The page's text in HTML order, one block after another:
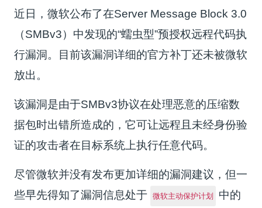
近日，微软公布了在Server Message Block 3.0
（SMBv3）中发现的“蠕虫型”预授权远程代码执
行漏洞。目前该漏洞详细的官方补丁还未被微软
放出。
该漏洞是由于SMBv3协议在处理恶意的压缩数
据包时出错所造成的，它可让远程且未经身份验
证的攻击者在目标系统上执行任意代码。
尽管微软并没有发布更加详细的漏洞建议，但一
些早先得知了漏洞信息处于
微软主动保护计划
中的